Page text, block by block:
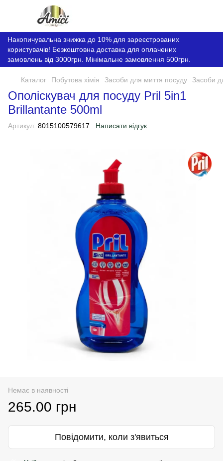
Накопичувальна знижка до 10% для зареєстрованих
користувачів! Безкоштовна доставка для оплачених
замовлень від 3000грн. Мінімальне замовлення 500грн.
Каталог Побутова хімія Засоби для миття посуду Засоби
Ополіскувач для посуду Pril 5in1
Brillantante 500ml
Артикул: 8015100579617 Написати відгук
Немає в наявності
265.00 грн
Повідомити, коли з'явиться